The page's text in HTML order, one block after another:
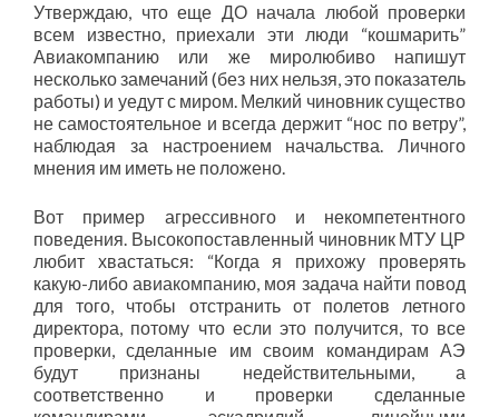
Утверждаю, что еще ДО начала любой проверки
всем известно, приехали эти люди “кошмарить”
Авиакомпанию или же миролюбиво напишут
несколько замечаний (без них нельзя, это показатель
работы) и уедут с миром. Мелкий чиновник существо
не самостоятельное и всегда держит “нос по ветру”,
наблюдая за настроением начальства. Личного
мнения им иметь не положено.
Вот пример агрессивного и некомпетентного
поведения. Высокопоставленный чиновник МТУ ЦР
любит хвастаться: “Когда я прихожу проверять
какую-либо авиакомпанию, моя задача найти повод
для того, чтобы отстранить от полетов летного
директора, потому что если это получится, то все
проверки, сделанные им своим командирам АЭ
будут признаны недействительными, а
соответственно и проверки сделанные